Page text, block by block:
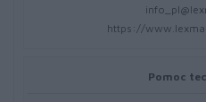
https://
Pomoc